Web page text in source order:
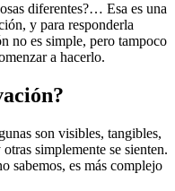
diferentes?… Esa es una
y para responderla
no es simple, pero tampoco
a hacerlo.
son visibles, tangibles,
simplemente se sienten.
sabemos, es más complejo